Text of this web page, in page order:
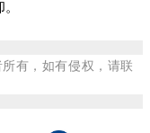
有，如有侵权，请联